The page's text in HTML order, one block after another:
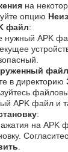
на
опцию
файл:
нужный APK
файл
в директорию
APK файл и
:
на APK